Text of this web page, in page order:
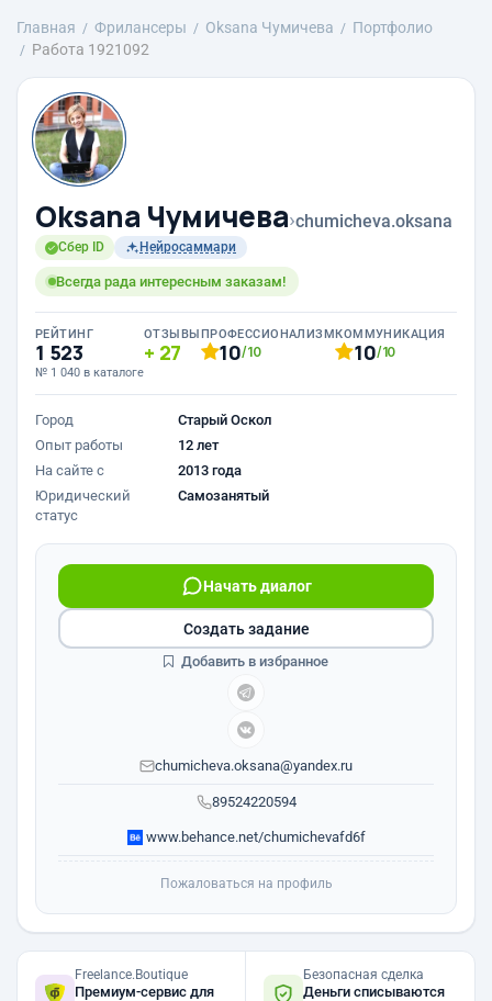
Главная Фрилансеры Oksana Чумичева
Портфолио
Работа 1921092
Oksana Чумичева›chumicheva.oksana
Сбер ID Нейросаммари
Всегда рада интересным заказам!
РЕЙТИНГ
1 523
№ 1 040 в каталоге
ОТЗЫВЫ
27
ПРОФЕССИОНАЛИЗМ
10/10
КОММУНИКАЦИЯ
10/10
Город
Старый Оскол
Опыт работы
12 лет
На сайте с
2013 года
Юридический
статус
Самозанятый
89524220594
Начать диалог
chumicheva.oksana@yandex.ru
www.behance.net/chumichevafd6f
Создать задание
Добавить в избранное
Пожаловаться на профиль
Freelance.Boutique
Премиум-сервис для
Безопасная сделка
Деньги списываются